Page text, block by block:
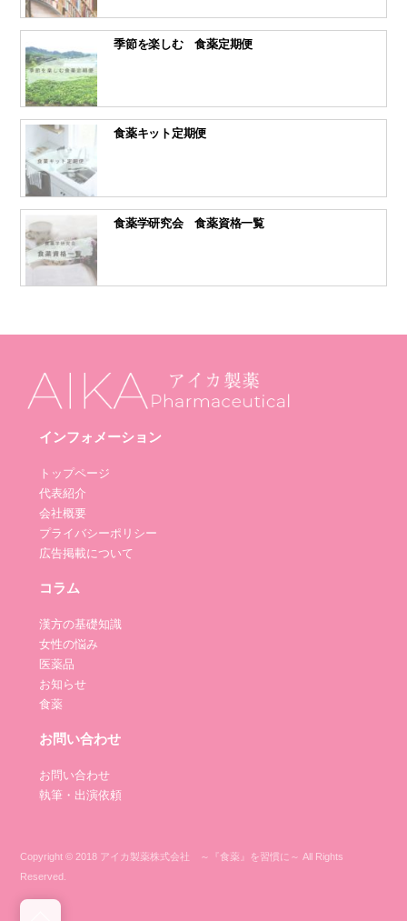
季節を楽しむ 食薬定期便
食薬キット定期便
食薬学研究会 食薬資格一覧
インフォメーション
トップページ
代表紹介
会社概要
プライバシーポリシー
広告掲載について
コラム
漢方の基礎知識
女性の悩み
医薬品
お知らせ
食薬
お問い合わせ
お問い合わせ
執筆・出演依頼
Copyright © 2018 アイカ製薬株式会社 ～『食薬』を習慣に～ All Rights
Reserved.